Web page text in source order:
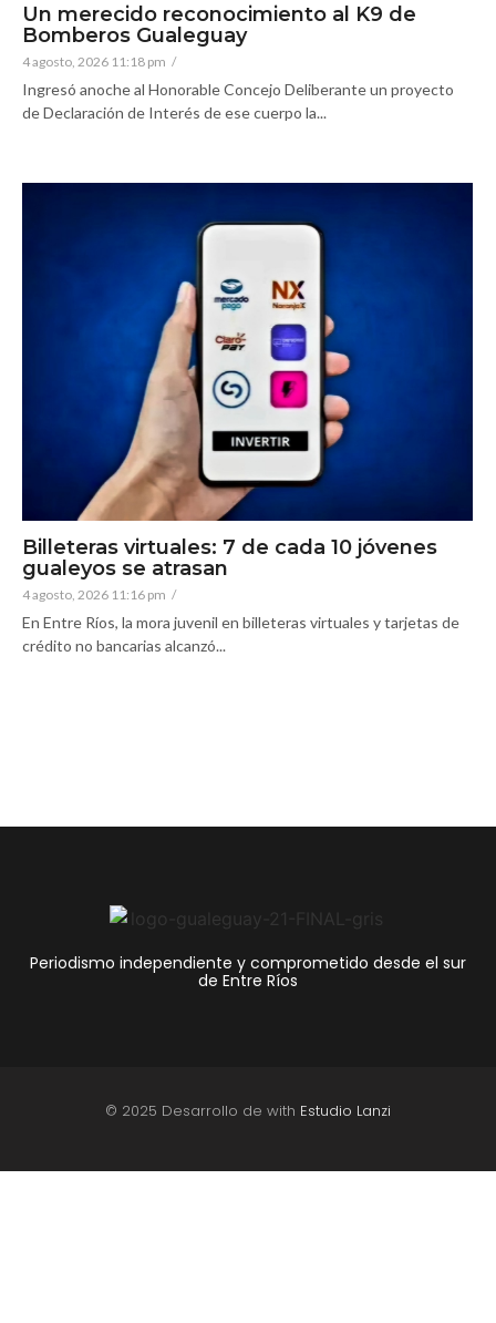
Un merecido reconocimiento al K9 de
Bomberos Gualeguay
4 agosto, 2026 11:18 pm /
Ingresó anoche al Honorable Concejo Deliberante un proyecto
de Declaración de Interés de ese cuerpo la...
Billeteras virtuales: 7 de cada 10 jóvenes
gualeyos se atrasan
4 agosto, 2026 11:16 pm /
En Entre Ríos, la mora juvenil en billeteras virtuales y tarjetas de
crédito no bancarias alcanzó...
Periodismo independiente y comprometido desde el sur
de Entre Ríos
© 2025 Desarrollo de with Estudio Lanzi